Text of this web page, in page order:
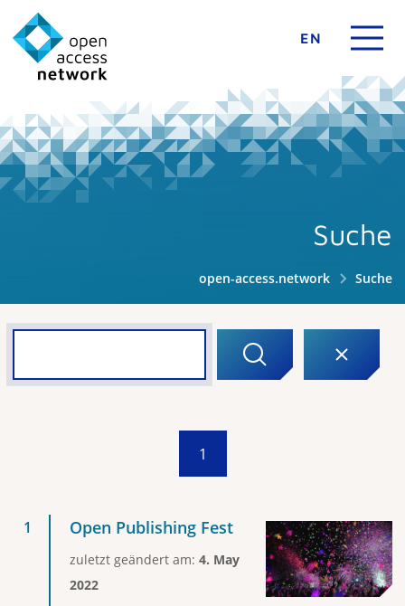
EN
Suche
open-access.network Suche
1
Open Publishing Fest
zuletzt geändert am: 4. May
2022